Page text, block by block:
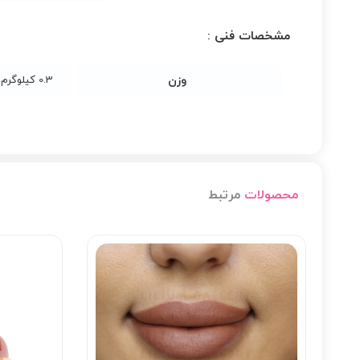
مشخصات فنی :
وزن 0.3 کیلوگرم
محصولات مرتبط